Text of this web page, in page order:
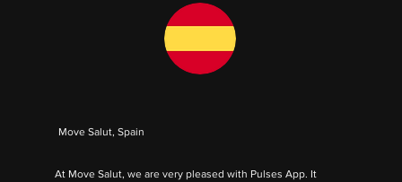
Move Salut, Spain
At Move Salut, we are very pleased with Pulses App. It